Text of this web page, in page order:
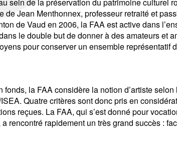
de Jean Menthonnex, professeur retraité et
de Vaud en 2006, la FAA est active dans
le double but de donner à des amateurs et
pour conserver un ensemble
fonds, la FAA considère la notion d’artiste
Quatre critères sont donc pris en
reçues. La FAA, qui s’est donné pour
rencontré rapidement un très grand succès :